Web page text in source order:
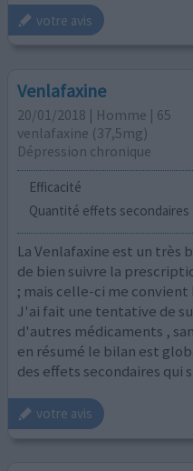
votre avis
Venlafaxine
20/01/2018 | Homme | 65
venlafaxine (37,5mg)
Dépression chronique
Efficacité
Quantité effets secondaires
La Venlafaxine est un très
de bien suivre la
; mais celle-ci me
J'ai fait une tentative de
d'autres médicaments ,
en résumé le bilan est
des effets secondaires qui s
votre avis